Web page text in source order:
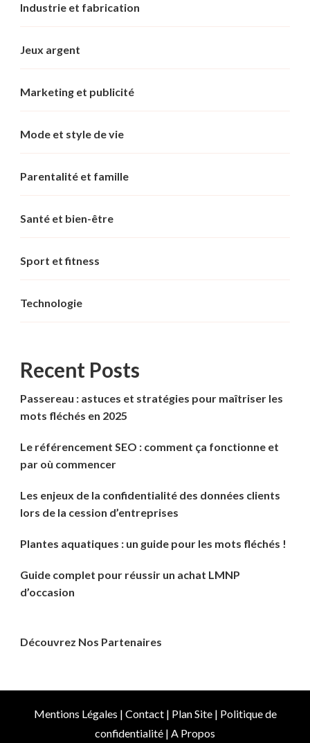
Industrie et fabrication
Jeux argent
Marketing et publicité
Mode et style de vie
Parentalité et famille
Santé et bien-être
Sport et fitness
Technologie
Recent Posts
Passereau : astuces et stratégies pour maîtriser les
mots fléchés en 2025
Le référencement SEO : comment ça fonctionne et
par où commencer
Les enjeux de la confidentialité des données clients
lors de la cession d’entreprises
Plantes aquatiques : un guide pour les mots fléchés !
Guide complet pour réussir un achat LMNP
d’occasion
Découvrez Nos Partenaires
Mentions Légales | Contact| Plan Site| Politique de
confidentialité | A Propos